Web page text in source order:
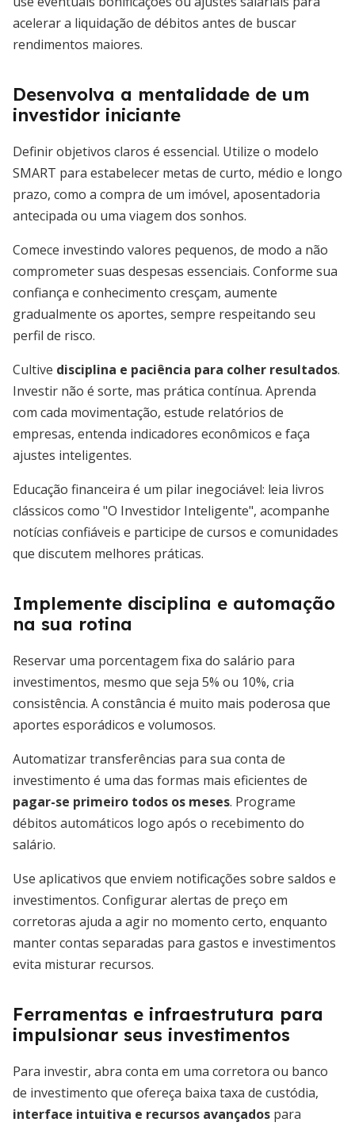
acelerar a liquidação de débitos antes de buscar
rendimentos maiores.
Desenvolva a mentalidade de um
investidor iniciante
Definir objetivos claros é essencial. Utilize o modelo
SMART para estabelecer metas de curto, médio e longo
prazo, como a compra de um imóvel, aposentadoria
antecipada ou uma viagem dos sonhos.
Comece investindo valores pequenos, de modo a não
comprometer suas despesas essenciais. Conforme sua
confiança e conhecimento cresçam, aumente
gradualmente os aportes, sempre respeitando seu
perfil de risco.
Cultive disciplina e paciência para colher resultados.
Investir não é sorte, mas prática contínua. Aprenda
com cada movimentação, estude relatórios de
empresas, entenda indicadores econômicos e faça
ajustes inteligentes.
Educação financeira é um pilar inegociável: leia livros
clássicos como "O Investidor Inteligente", acompanhe
notícias confiáveis e participe de cursos e comunidades
que discutem melhores práticas.
Implemente disciplina e automação
na sua rotina
Reservar uma porcentagem fixa do salário para
investimentos, mesmo que seja 5% ou 10%, cria
consistência. A constância é muito mais poderosa que
aportes esporádicos e volumosos.
Automatizar transferências para sua conta de
investimento é uma das formas mais eficientes de
pagar-se primeiro todos os meses. Programe
débitos automáticos logo após o recebimento do
salário.
Use aplicativos que enviem notificações sobre saldos e
investimentos. Configurar alertas de preço em
corretoras ajuda a agir no momento certo, enquanto
manter contas separadas para gastos e investimentos
evita misturar recursos.
Ferramentas e infraestrutura para
impulsionar seus investimentos
Para investir, abra conta em uma corretora ou banco
de investimento que ofereça baixa taxa de custódia,
interface intuitiva e recursos avançados para